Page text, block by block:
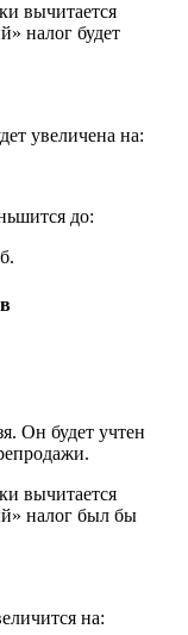
вычитается
налог будет
увеличена на:
до:
Он будет учтен
вычитается
налог был бы
на: